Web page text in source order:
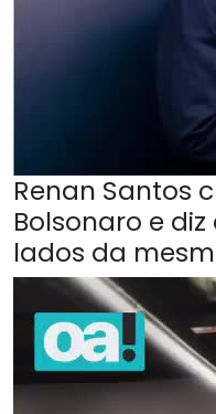
Renan Santos
Bolsonaro e
lados da